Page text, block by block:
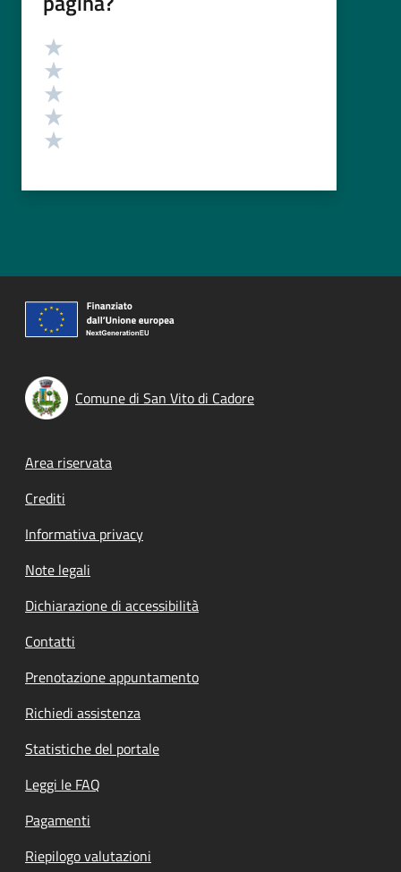
Valutazione
Comune di San Vito di Cadore
Footer menu
Area riservata
Crediti
Informativa privacy
Note legali
Dichiarazione di accessibilità
Contatti
Prenotazione appuntamento
Richiedi assistenza
Statistiche del portale
Leggi le FAQ
Pagamenti
Riepilogo valutazioni